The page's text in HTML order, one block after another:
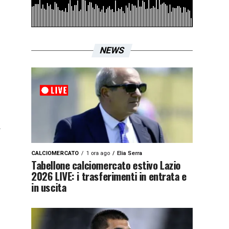
NEWS
CALCIOMERCATO 1 ora ago Elia Serra
Tabellone calciomercato estivo Lazio
2026 LIVE: i trasferimenti in entrata e
in uscita